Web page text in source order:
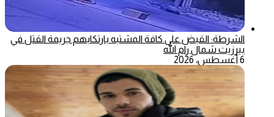
الشرطة: القبض على كافة المشتبه بارتكابهم جريمة القتل في
بيرزيت شمال رام الله
6 أغسطس، 2026